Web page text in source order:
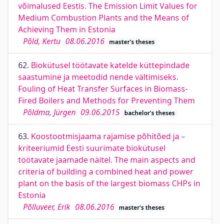
võimalused Eestis. The Emission Limit Values for
Medium Combustion Plants and the Means of
Achieving Them in Estonia
Põld, Kertu 08.06.2016 master's theses
62. Biokütusel töötavate katelde küttepindade
saastumine ja meetodid nende vältimiseks.
Fouling of Heat Transfer Surfaces in Biomass-
Fired Boilers and Methods for Preventing Them
Põldma, Jürgen 09.06.2015 bachelor's theses
63. Koostootmisjaama rajamise põhitõed ja –
kriteeriumid Eesti suurimate biokütusel
töötavate jaamade näitel. The main aspects and
criteria of building a combined heat and power
plant on the basis of the largest biomass CHPs in
Estonia
Põlluveer, Erik 08.06.2016 master's theses